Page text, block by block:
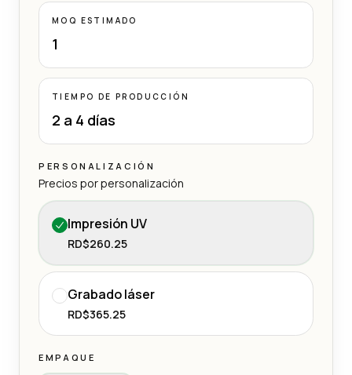
MOQ ESTIMADO
1
TIEMPO DE PRODUCCIÓN
2 a 4 días
PERSONALIZACIÓN
Precios por personalización
Impresión UV
RD$260.25
Grabado láser
RD$365.25
EMPAQUE